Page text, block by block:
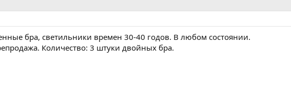
бра, светильники времен 30-40 годов. В любом состоянии.
Количество: 3 штуки двойных бра.